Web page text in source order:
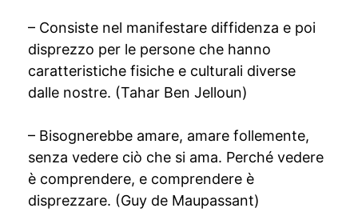
– Consiste nel manifestare diffidenza e poi
disprezzo per le persone che hanno
caratteristiche fisiche e culturali diverse
dalle nostre. (Tahar Ben Jelloun)
– Bisognerebbe amare, amare follemente,
senza vedere ciò che si ama. Perché vedere
è comprendere, e comprendere è
disprezzare. (Guy de Maupassant)